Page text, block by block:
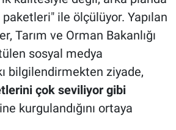
ile ölçülüyor. Yapılan
Tarım ve Orman Bakanlığı
sosyal medya
bilgilendirmekten ziyade,
çok seviliyor gibi
kurgulandığını ortaya